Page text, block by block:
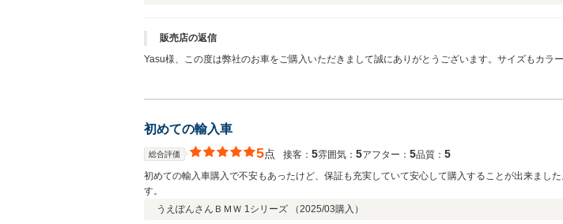
販売店の返信
Yasu様、この度は弊社のお車をご購入いただきまして誠にありがとうございます。サイズもカラ
初めての輸入車
総合評価 5点 接客： 5雰囲気： 5アフター： 5品質： 5
初めての輸入車購入で不安もあったけど、保証も充実していて安心して購入することが出来まし
す。
うえぽんさん ＢＭＷ 1シリーズ （2025/03購入）